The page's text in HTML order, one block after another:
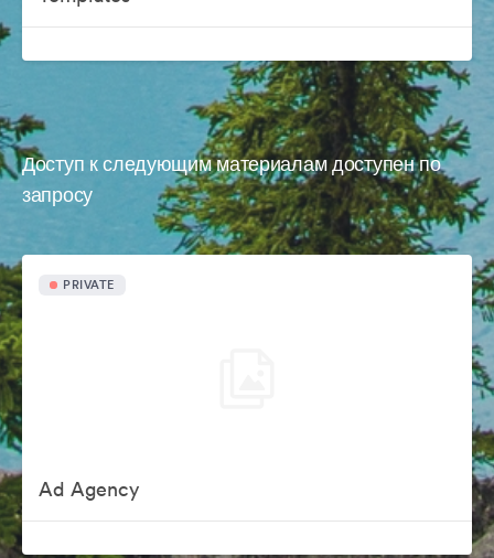
Доступ к следующим материалам доступен по
запросу
PRIVATE
Ad Agency